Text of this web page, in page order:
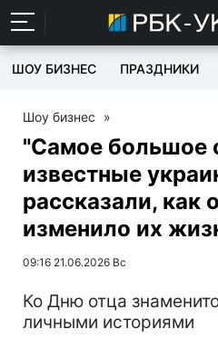
ШОУ БИЗНЕС ПРАЗДНИКИ
Шоу бизнес »
"Самое большое
известные
рассказали, как
изменило их
09:16 21.06.2026 Вс
Ко Дню отца
личными историями